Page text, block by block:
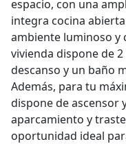
espacio, con una
integra cocina
ambiente luminoso y
vivienda dispone de
descanso y un baño
Además, para tu
dispone de ascensor
aparcamiento y
oportunidad ideal